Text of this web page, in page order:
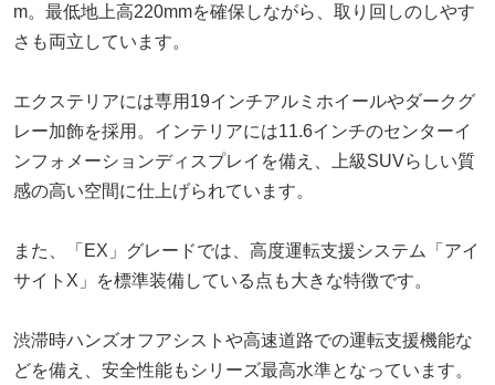
m。最低地上高220mmを確保しながら、取り回しのしやす
さも両立しています。
エクステリアには専用19インチアルミホイールやダークグ
レー加飾を採用。インテリアには11.6インチのセンターイ
ンフォメーションディスプレイを備え、上級SUVらしい質
感の高い空間に仕上げられています。
また、「EX」グレードでは、高度運転支援システム「アイ
サイトX」を標準装備している点も大きな特徴です。
渋滞時ハンズオフアシストや高速道路での運転支援機能な
どを備え、安全性能もシリーズ最高水準となっています。